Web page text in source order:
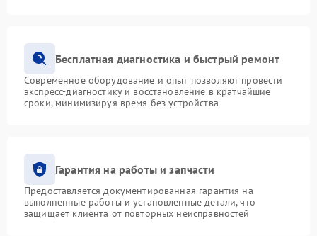
Бесплатная диагностика и быстрый ремонт
Современное оборудование и опыт позволяют провести
экспресс-диагностику и восстановление в кратчайшие
сроки, минимизируя время без устройства
Гарантия на работы и запчасти
Предоставляется документированная гарантия на
выполненные работы и установленные детали, что
защищает клиента от повторных неисправностей